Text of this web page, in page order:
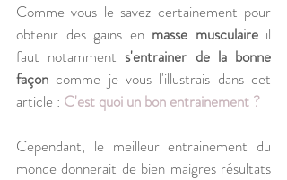
Comme vous le savez certainement pour
obtenir des gains en masse musculaire il
faut notamment s'entrainer de la bonne
façon comme je vous l'illustrais dans cet
article : C'est quoi un bon entrainement ?
Cependant, le meilleur entrainement du
monde donnerait de bien maigres résultats